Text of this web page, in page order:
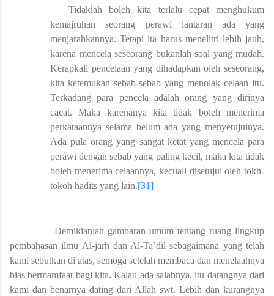
Tidaklah boleh kita terlalu cepat menghukum
kemajruhan seorang perawi lantaran ada yang
menjarahkannya. Tetapi ita harus menelitri lebih jauh,
karena mencela seseorang bukanlah soal yang mudah.
Kerapkali pencelaan yang dihadapkan oleh seseorang,
kita ketemukan sebab-sebab yang menolak celaan itu.
Terkadang para pencela adalah orang yang dirinya
cacat. Maka karenanya kita tidak boleh menerima
perkataannya selama belum ada yang menyetujuinya.
Ada pula orang yang sangat ketat yang mencela para
perawi dengan sebab yang paling kecil, maka kita tidak
boleh menerima celaannya, kecuali disetujui oleh tokh-
tokoh hadits yang lain.[31]
Demikianlah gambaran umum tentang ruang lingkup
pembahasan ilmu Al-jarh dan Al-Ta’dil sebagaimana yang telah
kami sebutkan di atas, semoga setelah membaca dan menelaahnya
bias bermamfaat bagi kita. Kalau ada salahnya, itu datangnya dari
kami dan benarnya dating dari Allah swt. Lebih dan kurangnya